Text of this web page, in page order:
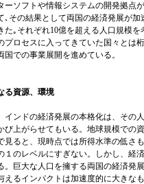
ーソフトや情報システムの開発拠点
その結果として両国の経済発展が加
た｡それぞれ10億を超える人口規模
プロセスに入ってきていた国々とは
国での事業展開を進めている。
る資源、環境
ンドの経済発展の本格化は、その
び上がらせてもいる。地球規模での
見ると、現時点では所得水準の低さ
１のレベルにすぎない。しかし、経
。巨大な人口を擁する両国の経済発
えるインパクトは加速度的に大きな